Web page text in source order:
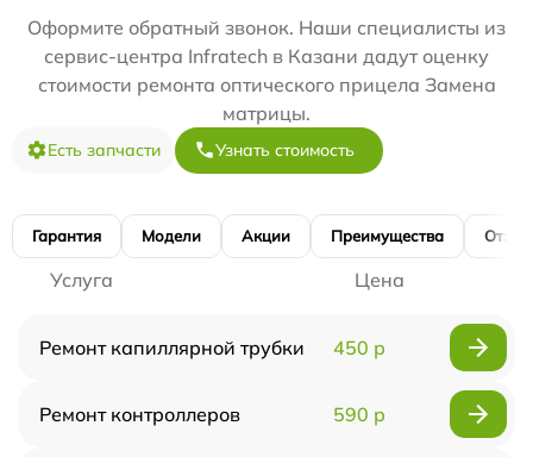
Оформите обратный звонок. Наши специалисты из
сервис-центра Infratech в Казани дадут оценку
стоимости ремонта оптического прицела Замена
матрицы.
Есть запчасти Узнать стоимость
Гарантия Модели Акции Преимущества
Услуга Цена
Ремонт капиллярной трубки 450 р
Ремонт контроллеров 590 р